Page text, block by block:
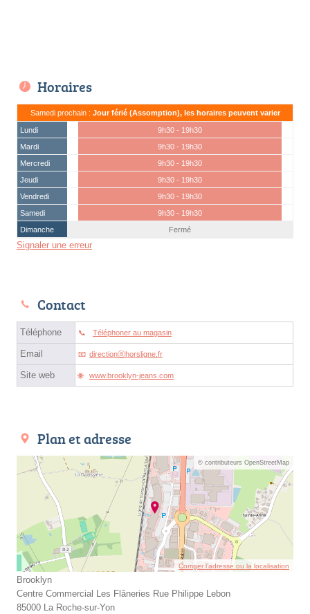
Horaires
Samedi prochain : Jour férié (Assomption), les horaires peuvent varier
Lundi
9h30 - 19h30
Mardi
9h30 - 19h30
Mercredi
9h30 - 19h30
Jeudi
9h30 - 19h30
Vendredi
9h30 - 19h30
Samedi
9h30 - 19h30
Dimanche
Fermé
Signaler une erreur
Contact
Téléphone Téléphoner au magasin
Email directionⓐhorsligne.fr
Site web www.brooklyn-jeans.com
Plan et adresse
© contributeurs OpenStreetMap
Corriger l’adresse ou la localisation
Brooklyn
Centre Commercial Les Flâneries Rue Philippe Lebon
85000 La Roche-sur-Yon